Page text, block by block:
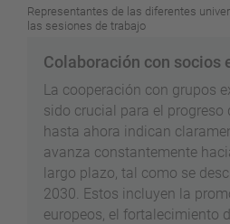
Representantes de las diferentes
las sesiones de trabajo
Colaboración con socios
La cooperación con grupos
sido crucial para el progreso
hasta ahora indican
avanza constantemente
largo plazo, tal como se
2030. Estos incluyen la
europeos, el fortalecimiento